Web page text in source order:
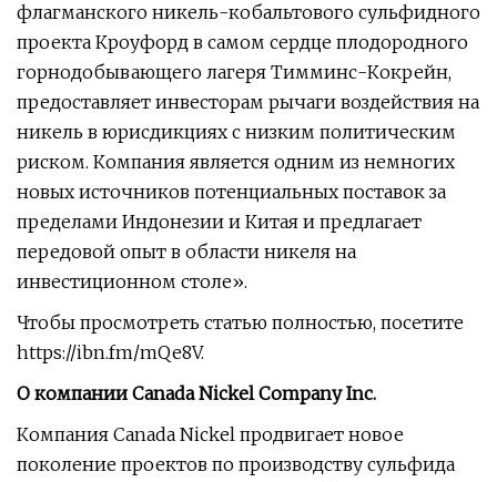
флагманского никель-кобальтового сульфидного
проекта Кроуфорд в самом сердце плодородного
горнодобывающего лагеря Тимминс-Кокрейн,
предоставляет инвесторам рычаги воздействия на
никель в юрисдикциях с низким политическим
риском. Компания является одним из немногих
новых источников потенциальных поставок за
пределами Индонезии и Китая и предлагает
передовой опыт в области никеля на
инвестиционном столе».
Чтобы просмотреть статью полностью, посетите
https://ibn.fm/mQe8V.
О компании Canada Nickel Company Inc.
Компания Canada Nickel продвигает новое
поколение проектов по производству сульфида